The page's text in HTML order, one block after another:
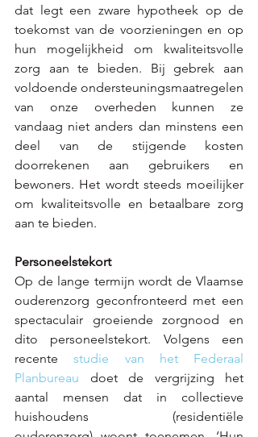
dat legt een zware hypotheek op de
toekomst van de voorzieningen en op
hun mogelijkheid om kwaliteitsvolle
zorg aan te bieden. Bij gebrek aan
voldoende ondersteuningsmaatregelen
van onze overheden kunnen ze
vandaag niet anders dan minstens een
deel van de stijgende kosten
doorrekenen aan gebruikers en
bewoners. Het wordt steeds moeilijker
om kwaliteitsvolle en betaalbare zorg
aan te bieden.
Personeelstekort
Op de lange termijn wordt de Vlaamse
ouderenzorg geconfronteerd met een
spectaculair groeiende zorgnood en
dito personeelstekort. Volgens een
recente studie van het Federaal
Planbureau doet de vergrijzing het
aantal mensen dat in collectieve
huishoudens (residentiële